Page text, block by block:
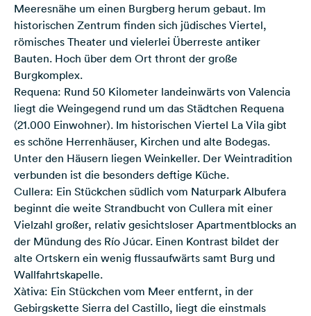
Meeresnähe um einen Burgberg herum gebaut. Im
historischen Zentrum finden sich jüdisches Viertel,
römisches Theater und vielerlei Überreste antiker
Bauten. Hoch über dem Ort thront der große
Burgkomplex.
Requena: Rund 50 Kilometer landeinwärts von Valencia
liegt die Weingegend rund um das Städtchen Requena
(21.000 Einwohner). Im historischen Viertel La Vila gibt
es schöne Herrenhäuser, Kirchen und alte Bodegas.
Unter den Häusern liegen Weinkeller. Der Weintradition
verbunden ist die besonders deftige Küche.
Cullera: Ein Stückchen südlich vom Naturpark Albufera
beginnt die weite Strandbucht von Cullera mit einer
Vielzahl großer, relativ gesichtsloser Apartmentblocks an
der Mündung des Río Júcar. Einen Kontrast bildet der
alte Ortskern ein wenig flussaufwärts samt Burg und
Wallfahrts­kapelle.
Xàtiva: Ein Stückchen vom Meer entfernt, in der
Gebirgskette Sierra del Castillo, liegt die einstmals